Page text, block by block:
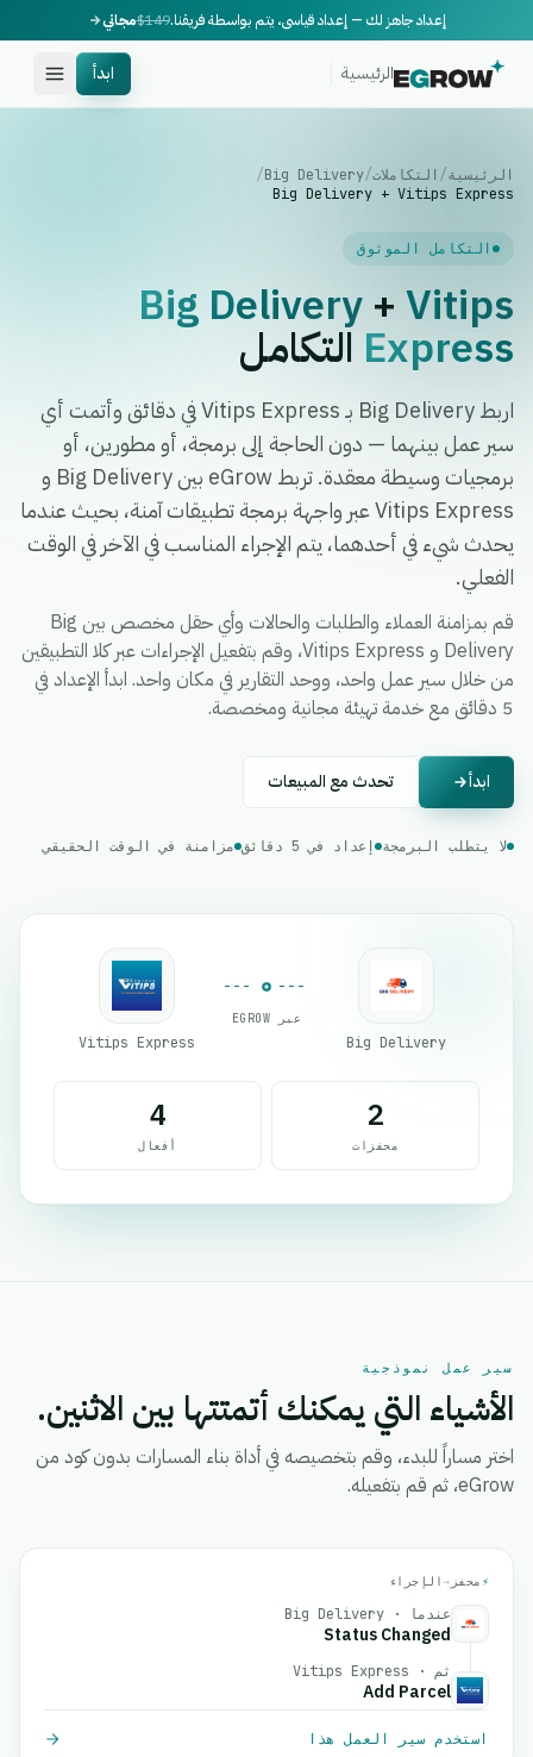
إعداد جاهز لك — إعداد قياسي، يتم بواسطة فريقنا.$149مجاني
الرئيسية ابدأ
الرئيسية/ التكاملات/
Big Delivery
/
Big Delivery + Vitips Express
التكامل الموثوق
Big Delivery+Vitips
Express التكامل
اربط Big Delivery بـ Vitips Express في دقائق وأتمت أي
سير عمل بينهما — دون الحاجة إلى برمجة، أو مطورين، أو
برمجيات وسيطة معقدة. تربط eGrow بين Big Delivery و
Vitips Express عبر واجهة برمجة تطبيقات آمنة، بحيث عندما
يحدث شيء في أحدهما، يتم الإجراء المناسب في الآخر في الوقت
الفعلي.
قم بمزامنة العملاء والطلبات والحالات وأي حقل مخصص بين Big
Delivery و Vitips Express، وقم بتفعيل الإجراءات عبر كلا التطبيقين
من خلال سير عمل واحد، ووحد التقارير في مكان واحد. ابدأ الإعداد في
5 دقائق مع خدمة تهيئة مجانية ومخصصة.
ابدأ تحدث مع المبيعات
لا يتطلب البرمجة إعداد في 5 دقائق مزامنة في الوقت الحقيقي
Big Delivery
عبر EGROW
Vitips Express
2
محفزات
4
أفعال
سير عمل نموذجية
الأشياء التي يمكنك أتمتتها بين الاثنين.
اختر مساراً للبدء، وقم بتخصيصه في أداة بناء المسارات بدون كود من
eGrow، ثم قم بتفعيله.
⚡ محفز →الإجراء
عندما · Big Delivery
Status Changed
ثم · Vitips Express
Add Parcel
استخدم سير العمل هذا